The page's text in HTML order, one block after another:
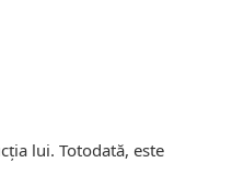
lui. Totodată, este